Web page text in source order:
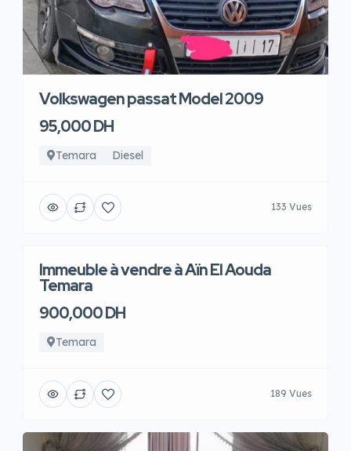
Volkswagen passat Model 2009
95,000 DH
Temara Diesel
133 Vues
Immeuble à vendre à Aïn El Aouda
Temara
900,000 DH
Temara
189 Vues